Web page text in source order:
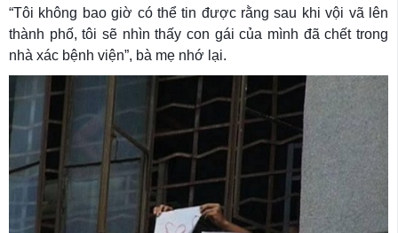
“Tôi không bao giờ có thể tin được rằng sau khi vội vã lên
thành phố, tôi sẽ nhìn thấy con gái của mình đã chết trong
nhà xác bệnh viện”, bà mẹ nhớ lại.